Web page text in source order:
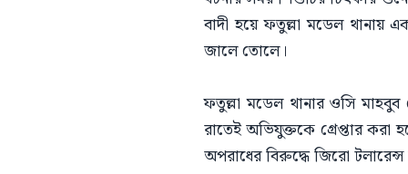
বাদী হয়ে ফতুল্লা মডেল থানায়
জালে তোলে।
ফতুল্লা মডেল থানার ওসি
রাতেই অভিযুক্তকে গ্রেপ্তার করা
অপরাধের বিরুদ্ধে জিরো